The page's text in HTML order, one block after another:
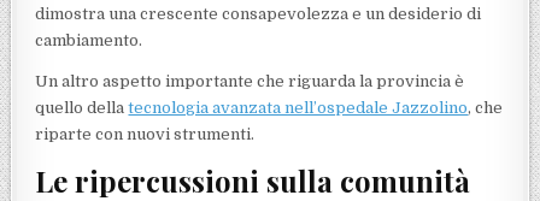
dimostra una crescente consapevolezza e un desiderio di
cambiamento.
Un altro aspetto importante che riguarda la provincia è
quello dellatecnologia avanzata nell’ospedale Jazzolino, che
riparte con nuovi strumenti.
Le ripercussioni sulla comunità